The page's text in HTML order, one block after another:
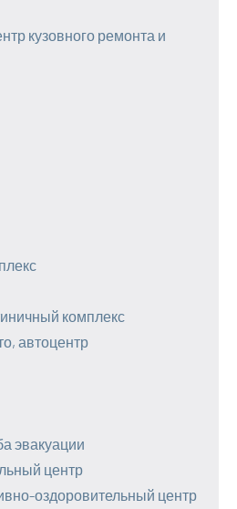
кузовного ремонта и
комплекс
автоцентр
эвакуации
центр
оздоровительный центр